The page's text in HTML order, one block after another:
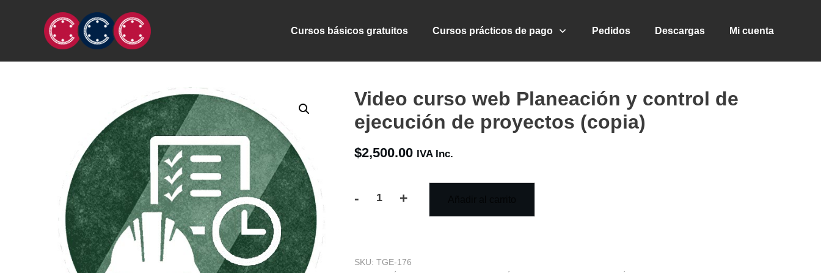
Cursos básicos gratuitos Cursos prácticos de pago Pedidos Descargas Mi cuenta
Video curso web Planeación y control de
ejecución de proyectos (copia)
$2,500.00 IVA Inc.
- +
SKU:TGE-176